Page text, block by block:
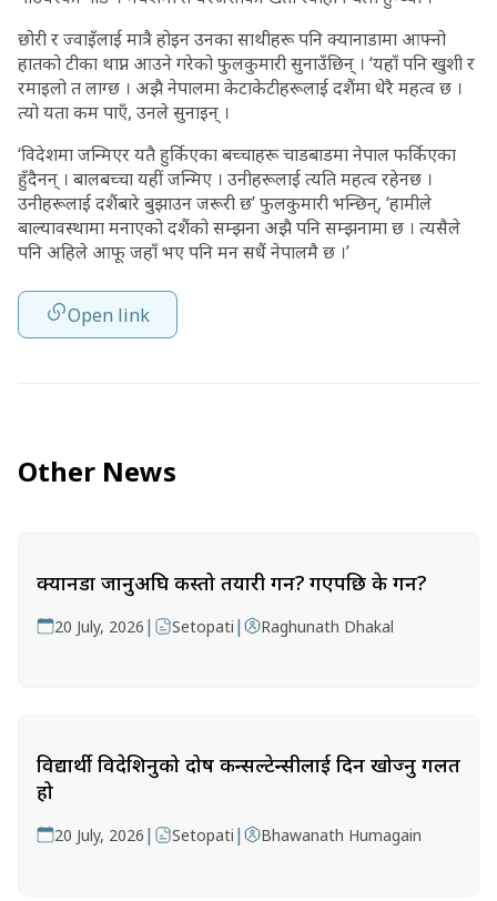
छोरी र ज्वाइँलाई मात्रै होइन उनका साथीहरू पनि क्यानाडामा आफ्नो
हातको टीका थाप्न आउने गरेको फुलकुमारी सुनाउँछिन् । ‘यहाँ पनि खुशी र
रमाइलो त लाग्छ । अझै नेपालमा केटाकेटीहरूलाई दशैंमा धेरै महत्व छ ।
त्यो यता कम पाएँ, उनले सुनाइन् ।
‘विदेशमा जन्मिएर यतै हुर्किएका बच्चाहरू चाडबाडमा नेपाल फर्किएका
हुँदैनन् । बालबच्चा यहीं जन्मिए । उनीहरूलाई त्यति महत्व रहेनछ ।
उनीहरूलाई दशैंबारे बुझाउन जरूरी छ’ फुलकुमारी भन्छिन्, ‘हामीले
बाल्यावस्थामा मनाएको दशैंको सम्झना अझै पनि सम्झनामा छ । त्यसैले
पनि अहिले आफू जहाँ भए पनि मन सधैं नेपालमै छ ।’
Open link
Other News
क्यानडा जानुअघि कस्तो तयारी गर्ने? गएपछि के गर्ने?
20 July, 2026 | Setopati | Raghunath Dhakal
विद्यार्थी विदेशिनुको दोष कन्सल्टेन्सीलाई दिन खोज्नु गलत
हो
20 July, 2026 | Setopati | Bhawanath Humagain